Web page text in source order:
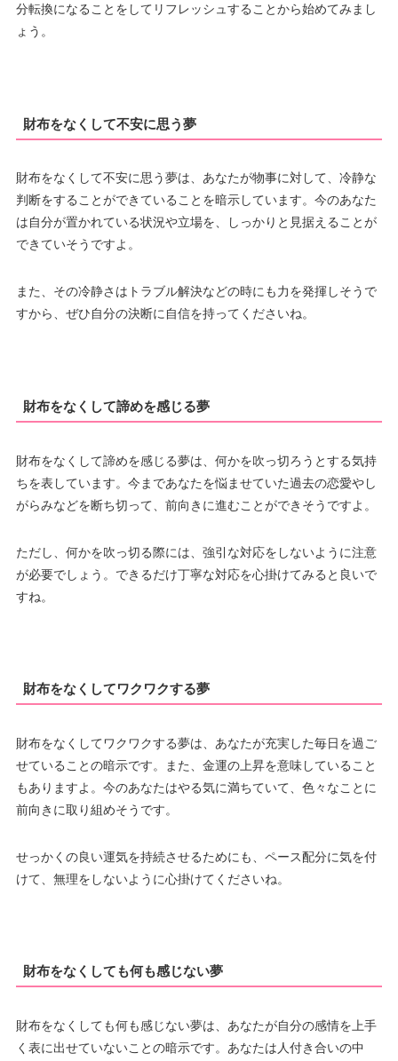
分転換になることをしてリフレッシュすることから始めてみまし
ょう。
財布をなくして不安に思う夢
財布をなくして不安に思う夢は、あなたが物事に対して、冷静な
判断をすることができていることを暗示しています。今のあなた
は自分が置かれている状況や立場を、しっかりと見据えることが
できていそうですよ。
また、その冷静さはトラブル解決などの時にも力を発揮しそうで
すから、ぜひ自分の決断に自信を持ってくださいね。
財布をなくして諦めを感じる夢
財布をなくして諦めを感じる夢は、何かを吹っ切ろうとする気持
ちを表しています。今まであなたを悩ませていた過去の恋愛やし
がらみなどを断ち切って、前向きに進むことができそうですよ。
ただし、何かを吹っ切る際には、強引な対応をしないように注意
が必要でしょう。できるだけ丁寧な対応を心掛けてみると良いで
すね。
財布をなくしてワクワクする夢
財布をなくしてワクワクする夢は、あなたが充実した毎日を過ご
せていることの暗示です。また、金運の上昇を意味していること
もありますよ。今のあなたはやる気に満ちていて、色々なことに
前向きに取り組めそうです。
せっかくの良い運気を持続させるためにも、ペース配分に気を付
けて、無理をしないように心掛けてくださいね。
財布をなくしても何も感じない夢
財布をなくしても何も感じない夢は、あなたが自分の感情を上手
く表に出せていないことの暗示です。あなたは人付き合いの中